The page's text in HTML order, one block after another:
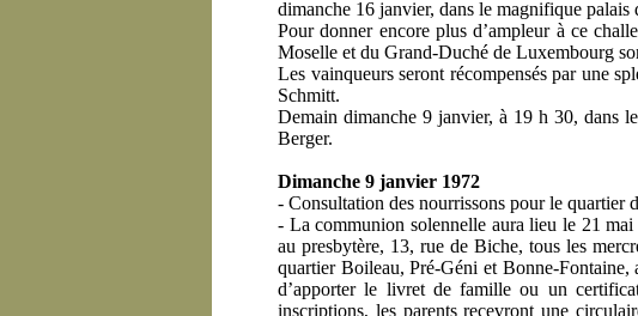
dimanche 16 janvier, dans le magnifique palais
Pour donner encore plus d’ampleur à ce
Moselle et du Grand-Duché de Luxembourg
Les vainqueurs seront récompensés par une
Schmitt.
Demain dimanche 9 janvier, à 19 h 30, dans
Berger.
Dimanche 9 janvier 1972
- Consultation des nourrissons pour le quartier
- La communion solennelle aura lieu le 21
au presbytère, 13, rue de Biche, tous les
quartier Boileau, Pré-Géni et Bonne-Fontaine,
d’apporter le livret de famille ou un
inscriptions, les parents recevront une